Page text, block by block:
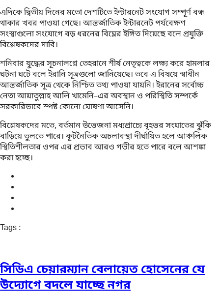
এদিকে দ্বিতীয় দিনের মতো দেশটিতে ইন্টারনেট সংযোগ সম্পূর্ণ বন্ধ
থাকার খবর পাওয়া গেছে। আন্তর্জাতিক ইন্টারনেট পর্যবেক্ষণ
সংস্থাগুলো সংযোগে বড় ধরনের বিঘ্নের ইঙ্গিত দিয়েছে বলে প্রযুক্তি
বিশ্লেষকদের দাবি।
শনিবার যুদ্ধের সূচনালগ্নে তেহরানে শীর্ষ নেতৃত্বকে লক্ষ্য করে হামলার
ঘটনা ঘটে বলে ইরানি সূত্রগুলো জানিয়েছে। তবে এ বিষয়ে স্বাধীন
আন্তর্জাতিক সূত্র থেকে নিশ্চিত তথ্য পাওয়া যায়নি। ইরানের সর্বোচ্চ
নেতা আয়াতুল্লাহ আলি খামেনি–এর অবস্থান ও পরিস্থিতি সম্পর্কে
সরকারিভাবে স্পষ্ট কোনো ঘোষণা আসেনি।
বিশ্লেষকদের মতে, বর্তমান উত্তেজনা মধ্যপ্রাচ্যে বৃহত্তর সংঘাতের ঝুঁকি
বাড়িয়ে তুলতে পারে। কূটনৈতিক অচলাবস্থা দীর্ঘায়িত হলে আঞ্চলিক
স্থিতিশীলতার ওপর এর প্রভাব আরও গভীর হতে পারে বলে আশঙ্কা
করা হচ্ছে।
Tags :
সিডিএ চেয়ারম্যান বেলায়েত হোসেনের যে
উদ্যোগে বদলে যাচ্ছে নগর